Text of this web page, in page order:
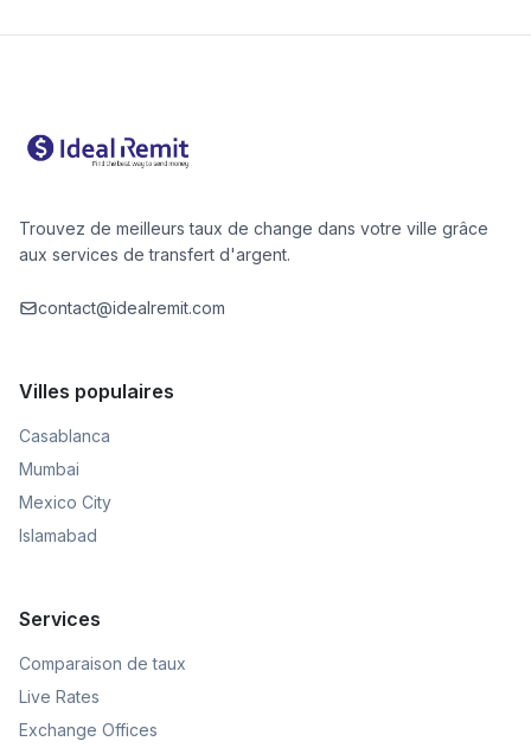
Trouvez de meilleurs taux de change dans votre ville grâce
aux services de transfert d'argent.
contact@idealremit.com
Villes populaires
Casablanca
Mumbai
Mexico City
Islamabad
Services
Comparaison de taux
Live Rates
Exchange Offices